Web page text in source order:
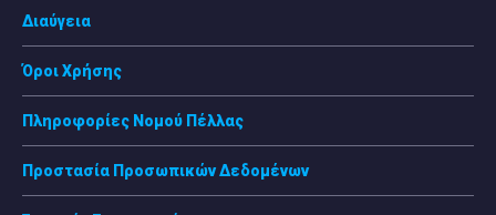
Διαύγεια
Όροι Χρήσης
Πληροφορίες Νομού Πέλλας
Προστασία Προσωπικών Δεδομένων